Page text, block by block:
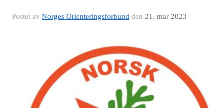
Postet av Norges Orienteringsforbund den 21. mar 2023